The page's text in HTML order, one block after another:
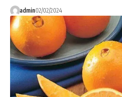
admin02/02/2024